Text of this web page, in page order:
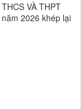
VÀ THPT
2026 khép lại